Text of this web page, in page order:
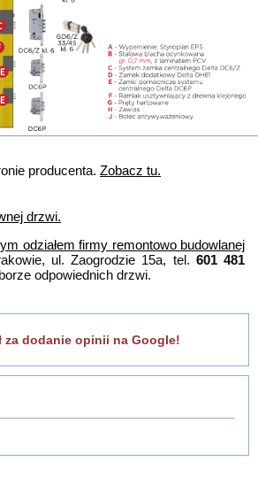
za dodanie opinii na Google!
producenta. Zobacz tu.
drzwi.
odziałem firmy remontowo budowlanej
ul. Zaogrodzie 15a, tel. 601 481
odpowiednich drzwi.